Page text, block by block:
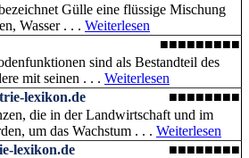
Gülle eine flüssige Mischung
Wasser . . . Weiterlesen
■■■■■■■■■
sind als Bestandteil des
mit seinen . . . Weiterlesen
lexikon.de
■■■■■■■■
die in der Landwirtschaft und im
um das Wachstum . . . Weiterlesen
lexikon.de
■■■■■■■■